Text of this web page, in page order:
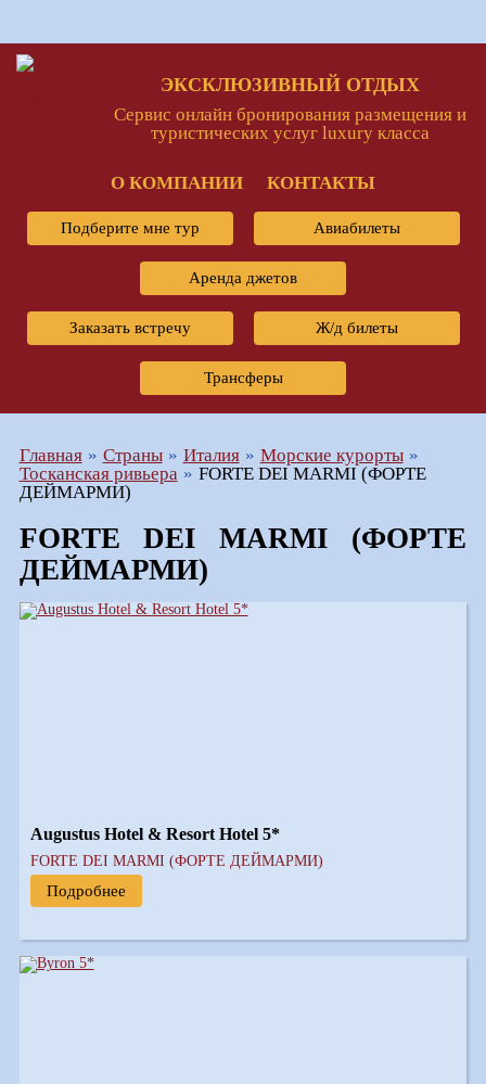
ЭКСКЛЮЗИВНЫЙ ОТДЫХ
Сервис онлайн бронирования размещения и
туристических услуг luxury класса
О КОМПАНИИ КОНТАКТЫ
Подберите мне тур Авиабилеты
Аренда джетов
Заказать встречу Ж/д билеты
Трансферы
Главная Страны Италия
Морские курорты
Тосканская ривьера
FORTE DEI MARMI (ФОРТЕ
ДЕЙМАРМИ)
FORTE DEI MARMI (ФОРТЕ
ДЕЙМАРМИ)
Augustus Hotel & Resort Hotel 5*
FORTE DEI MARMI (ФОРТЕ ДЕЙМАРМИ)
Подробнее